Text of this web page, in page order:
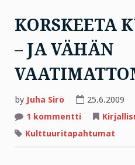
KORSKEETA
– JA VÄHÄN
by Juha Siro 25.6.2009
1 kommenttiartikkeliin
KORSKEETA
KULTTUURIA
Kulttuuritapahtumat